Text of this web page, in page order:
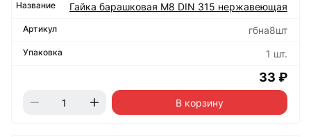
Гайка барашковая М8 DIN 315 нержавеющая
гбна8шт
1 шт.
33 ₽
В корзину